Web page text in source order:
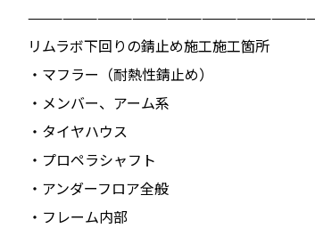
リムラボ下回りの錆止め施工施工箇所
・マフラー（耐熱性錆止め）
・メンバー、アーム系
・タイヤハウス
・プロペラシャフト
・アンダーフロア全般
・フレーム内部